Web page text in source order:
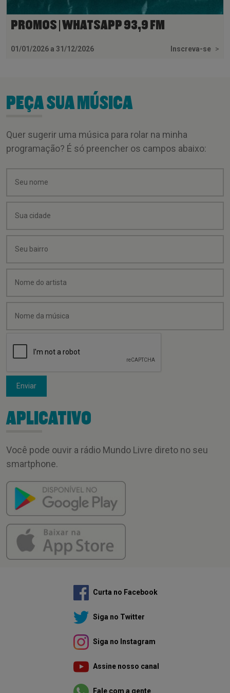
PROMOS | WHATSAPP 93,9 FM
01/01/2026 a 31/12/2026 Inscreva-se >
PEÇA SUA MÚSICA
Quer sugerir uma música para rolar na minha
programação? É só preencher os campos abaixo:
Enviar
APLICATIVO
Você pode ouvir a rádio Mundo Livre direto no seu
smartphone.
Curta no Facebook
Siga no Twitter
Siga no Instagram
Assine nosso canal
Fale com a gente